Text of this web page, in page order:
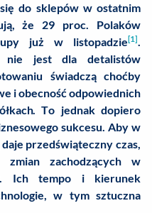
do sklepów w ostatnim
że 29 proc. Polaków
już w listopadzie[1].
nie jest dla detalistów
świadczą choćby
i obecność odpowiednich
To jednak dopiero
sukcesu. Aby w
przedświąteczny czas,
zmian zachodzących w
Ich tempo i kierunek
w tym sztuczna